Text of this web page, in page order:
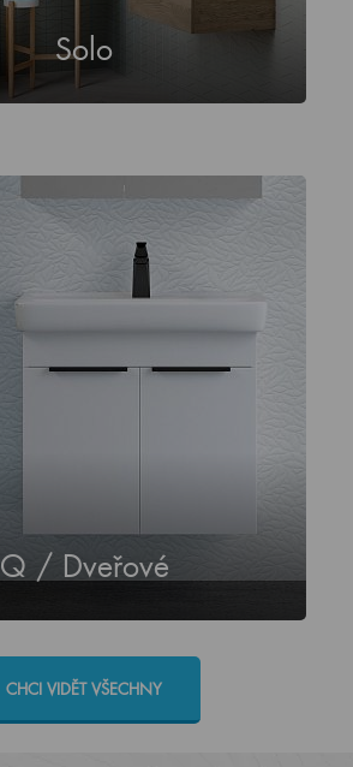
Solo
Sani
Q / Dveřové
CHCI VIDĚT VŠECHNY